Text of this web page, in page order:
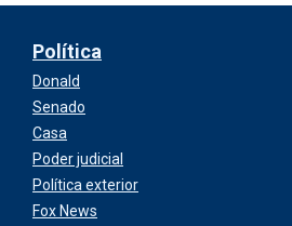
Política
Donald
Senado
Casa
Poder judicial
Política exterior
Fox News